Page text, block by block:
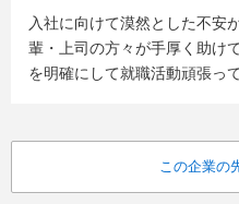
入社に向けて漠然とした不安
輩・上司の方々が手厚く助け
を明確にして就職活動頑張っ
この企業の